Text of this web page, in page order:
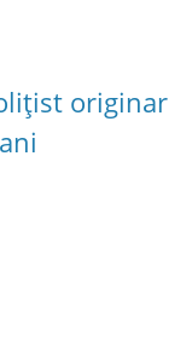
originar